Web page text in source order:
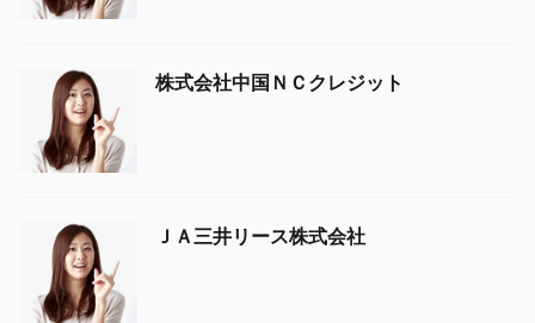
株式会社中国ＮＣクレジット
ＪＡ三井リース株式会社